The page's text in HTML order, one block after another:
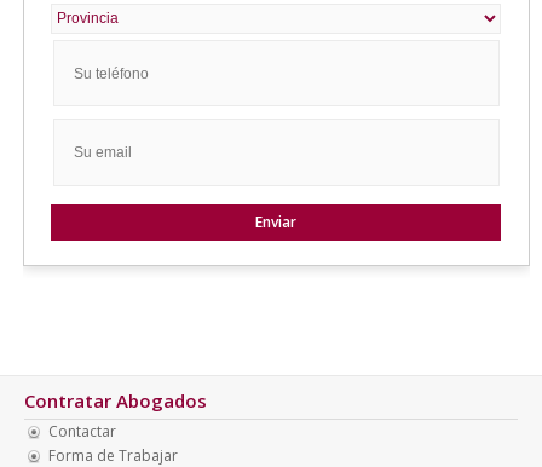
Contratar Abogados
Contactar
Forma de Trabajar